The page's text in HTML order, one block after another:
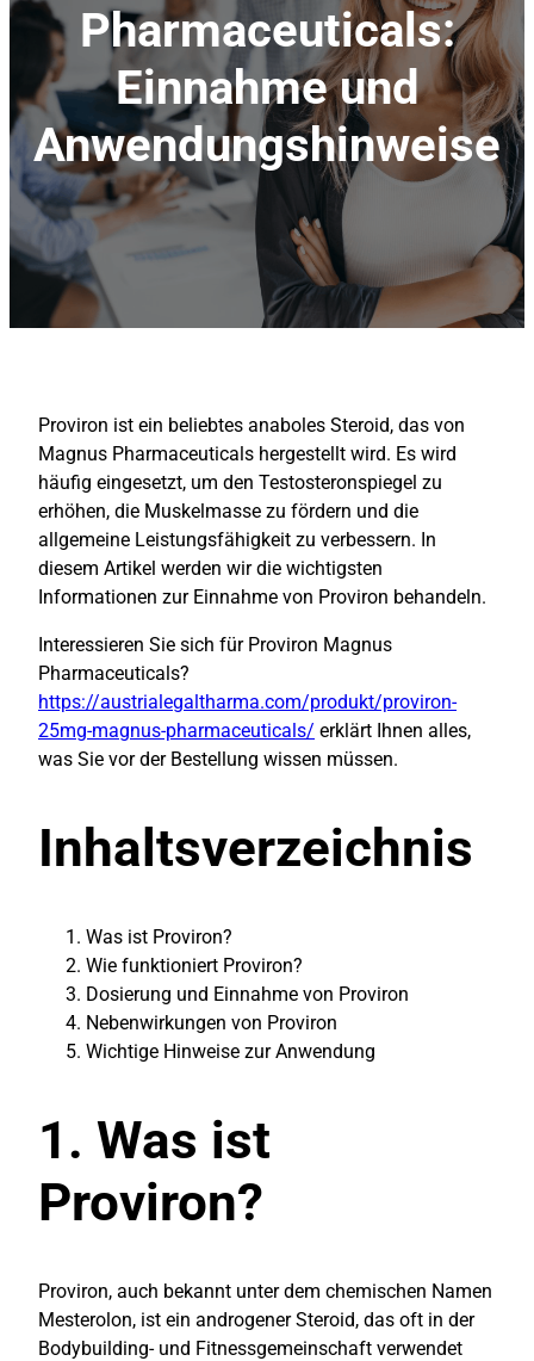
Pharmaceuticals:
Einnahme und
Anwendungshinweise
Proviron ist ein beliebtes anaboles Steroid, das von
Magnus Pharmaceuticals hergestellt wird. Es wird
häufig eingesetzt, um den Testosteronspiegel zu
erhöhen, die Muskelmasse zu fördern und die
allgemeine Leistungsfähigkeit zu verbessern. In
diesem Artikel werden wir die wichtigsten
Informationen zur Einnahme von Proviron behandeln.
Interessieren Sie sich für Proviron Magnus
Pharmaceuticals?
https://austrialegaltharma.com/produkt/proviron-
25mg-magnus-pharmaceuticals/ erklärt Ihnen alles,
was Sie vor der Bestellung wissen müssen.
Inhaltsverzeichnis
Was ist Proviron?
Wie funktioniert Proviron?
Dosierung und Einnahme von Proviron
Nebenwirkungen von Proviron
Wichtige Hinweise zur Anwendung
1. Was ist
Proviron?
Proviron, auch bekannt unter dem chemischen Namen
Mesterolon, ist ein androgener Steroid, das oft in der
Bodybuilding- und Fitnessgemeinschaft verwendet